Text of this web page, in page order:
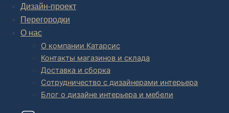
Дизайн-проект
Перегородки
О нас
О компании Катарсис
Контакты магазинов и склада
Доставка и сборка
Сотрудничество с дизайнерами интерьера
Блог о дизайне интерьера и мебели
есть и готовые товары, которые можем доставить уже сегодня, и
корпусная мебель на заказ, включая кухни.